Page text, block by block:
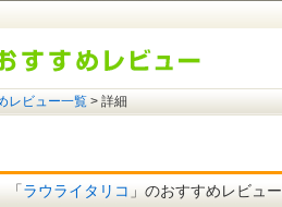
レビュー一覧 > 詳細
「ラウライタリコ 」のおすすめレビュー